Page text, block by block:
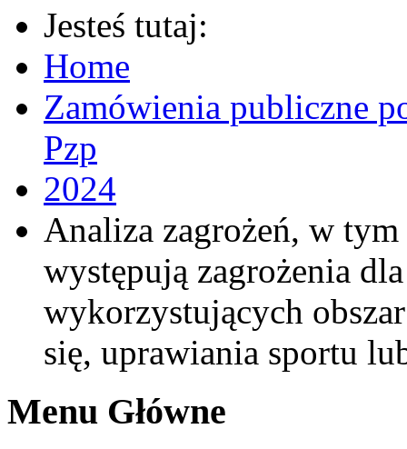
Jesteś tutaj:
Home
Zamówienia publiczne
Pzp
2024
Analiza zagrożeń, w
występują zagrożenia
wykorzystujących
się, uprawiania sportu
Menu Główne